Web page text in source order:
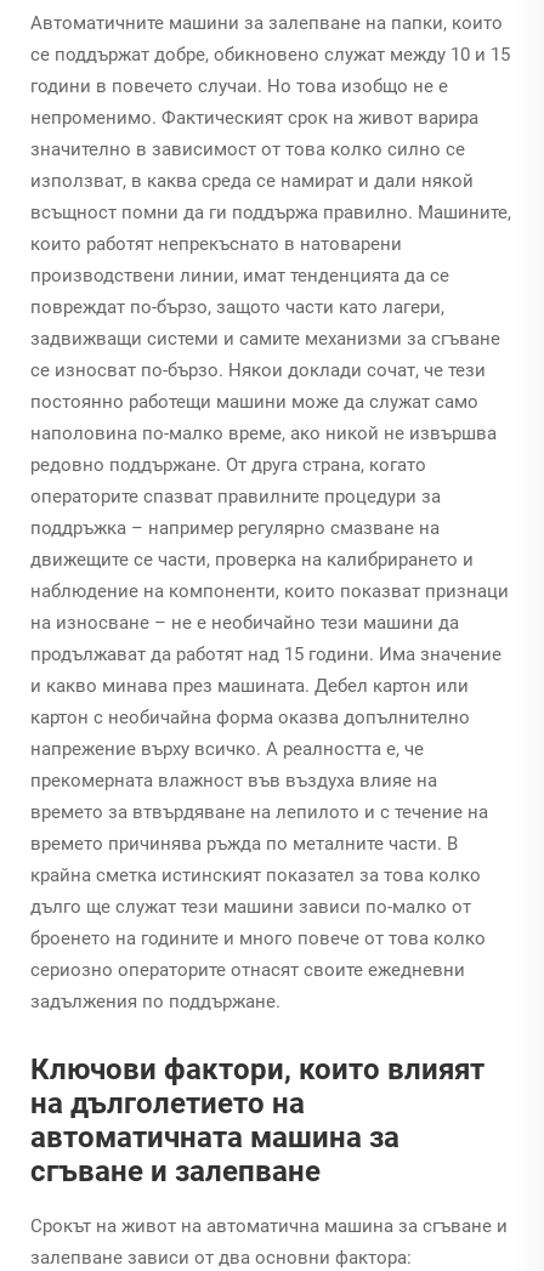
Автоматичните машини за залепване на папки, които
се поддържат добре, обикновено служат между 10 и 15
години в повечето случаи. Но това изобщо не е
непроменимо. Фактическият срок на живот варира
значително в зависимост от това колко силно се
използват, в каква среда се намират и дали някой
всъщност помни да ги поддържа правилно. Машините,
които работят непрекъснато в натоварени
производствени линии, имат тенденцията да се
повреждат по-бързо, защото части като лагери,
задвижващи системи и самите механизми за сгъване
се износват по-бързо. Някои доклади сочат, че тези
постоянно работещи машини може да служат само
наполовина по-малко време, ако никой не извършва
редовно поддържане. От друга страна, когато
операторите спазват правилните процедури за
поддръжка – например регулярно смазване на
движещите се части, проверка на калибрирането и
наблюдение на компоненти, които показват признаци
на износване – не е необичайно тези машини да
продължават да работят над 15 години. Има значение
и какво минава през машината. Дебел картон или
картон с необичайна форма оказва допълнително
напрежение върху всичко. А реалността е, че
прекомерната влажност във въздуха влияе на
времето за втвърдяване на лепилото и с течение на
времето причинява ръжда по металните части. В
крайна сметка истинският показател за това колко
дълго ще служат тези машини зависи по-малко от
броенето на годините и много повече от това колко
сериозно операторите отнасят своите ежедневни
задължения по поддържане.
Ключови фактори, които влияят
на дълголетието на
автоматичната машина за
сгъване и залепване
Срокът на живот на автоматична машина за сгъване и
залепване зависи от два основни фактора: